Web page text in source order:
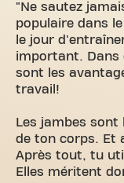
"Ne sautez
populaire dans
le jour
important. Dans
sont les
travail!
Les jambes
de ton corps. Et
Après tout, tu
Elles méritent